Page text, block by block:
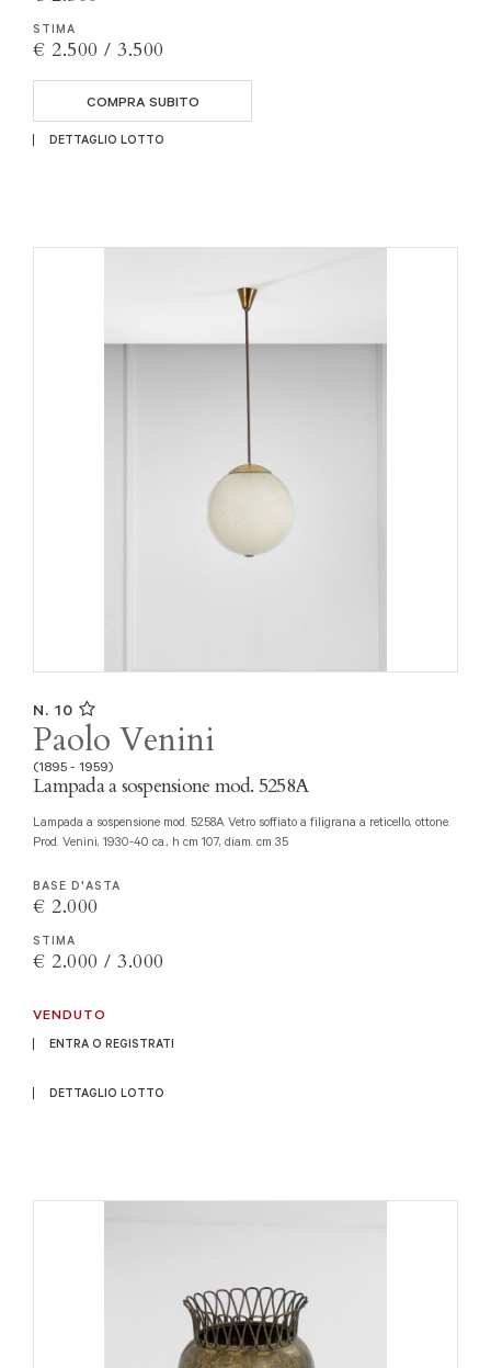
STIMA
€ 2.500 / 3.500
COMPRA SUBITO
DETTAGLIO LOTTO
N. 10
Paolo Venini
(1895 - 1959)
Lampada a sospensione mod. 5258A
Lampada a sospensione mod. 5258A Vetro soffiato a filigrana a reticello, ottone.
Prod. Venini, 1930-40 ca., h cm 107, diam. cm 35
BASE D'ASTA
€ 2.000
STIMA
€ 2.000 / 3.000
VENDUTO
ENTRA O REGISTRATI
DETTAGLIO LOTTO